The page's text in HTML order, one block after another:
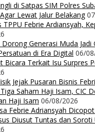
di Satpas SIM Polres
Lewat Jalur Belakang
TPPU Febrie Ardiansyah,
Dorong Generasi Muda Jadi
di Era Digital 06/
Bicara Terkait Isu Surpres
Jejak Pusaran Bisnis
Saham Haji Isam, CIC
Haji Isam 06/08/2026
Febrie Adriansyah
Diusut Tuntas dan Soroti